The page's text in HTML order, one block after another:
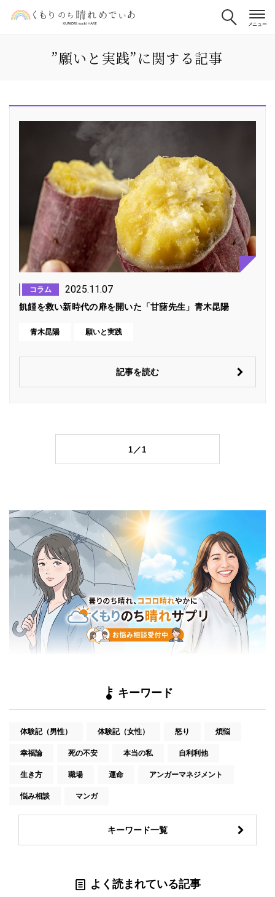
”願いと実践”に関する記事
コラム 2025.11.07
飢饉を救い新時代の扉を開いた「甘藷先生」青木昆陽
青木昆陽 願いと実践
記事を読む
1／1
キーワード
体験記（男性） 体験記（女性） 怒り 煩悩
幸福論 死の不安 本当の私 自利利他
生き方 職場 運命 アンガーマネジメント
悩み相談 マンガ
キーワード一覧
よく読まれている記事